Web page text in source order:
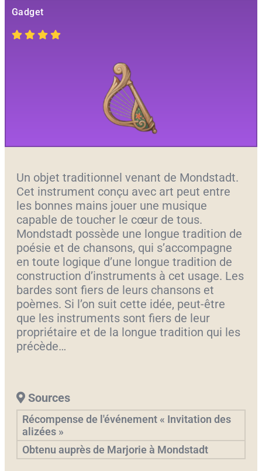
Gadget
Un objet traditionnel venant de Mondstadt.
Cet instrument conçu avec art peut entre
les bonnes mains jouer une musique
capable de toucher le cœur de tous.
Mondstadt possède une longue tradition de
poésie et de chansons, qui s’accompagne
en toute logique d’une longue tradition de
construction d’instruments à cet usage. Les
bardes sont fiers de leurs chansons et
poèmes. Si l’on suit cette idée, peut-être
que les instruments sont fiers de leur
propriétaire et de la longue tradition qui les
précède…
Sources
Récompense de l'événement « Invitation des
alizées »
Obtenu auprès de Marjorie à Mondstadt